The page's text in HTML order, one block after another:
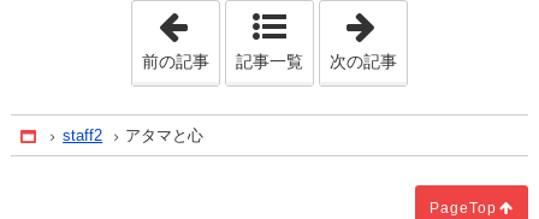
「広告と期待値」
前の記事 記事一覧 次の記事
Home
staff2 アタマと心
PageTop